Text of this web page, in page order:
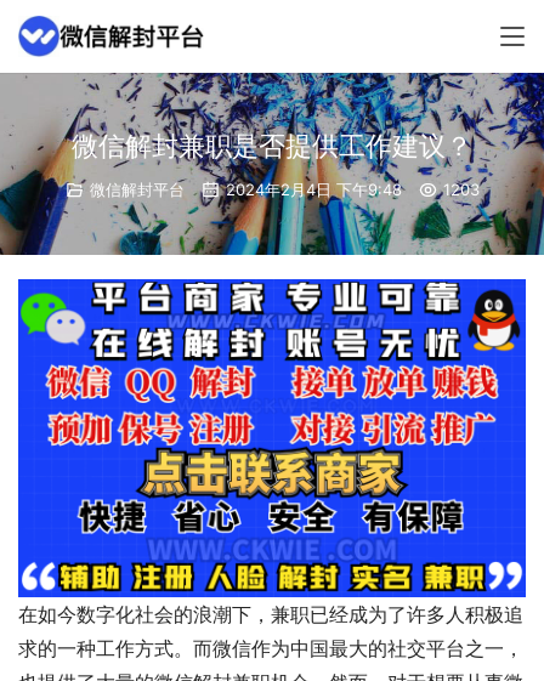
微信解封兼职是否提供工作建议？
微信解封平台 2024年2月4日 下午9:48 1203
在如今数字化社会的浪潮下，兼职已经成为了许多人积极追
求的一种工作方式。而微信作为中国最大的社交平台之一，